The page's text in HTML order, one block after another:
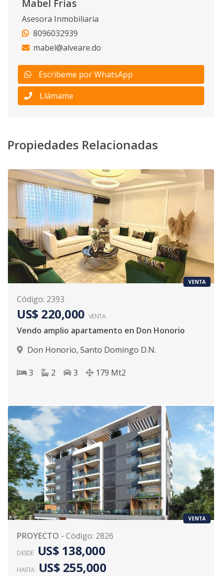
Mabel Frias
Asesora Inmobiliaria
8096032939
mabel@alveare.do
Escribeme por WhatsApp
Llámame
Propiedades Relacionadas
VENTA
Código: 2393
US$ 220,000 VENTA
Vendo amplio apartamento en Don Honorio
Don Honorio, Santo Domingo D.N.
3 2 3 179 Mt2
VENTA
PROYECTO - Código: 2826
DESDE US$ 138,000
HASTA US$ 255,000